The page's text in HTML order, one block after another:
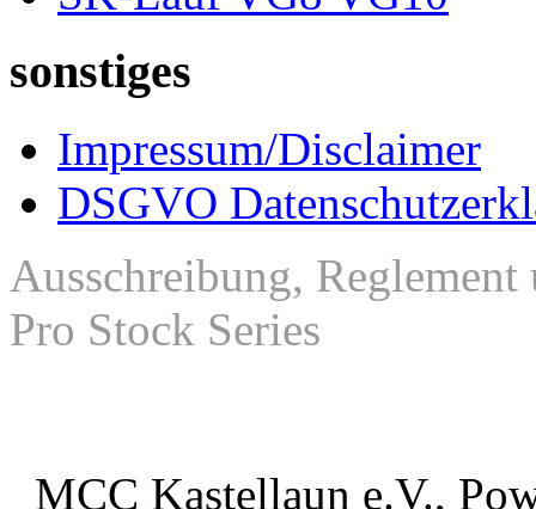
sonstiges
Impressum/Disclaimer
DSGVO
Ausschreibung,
Pro Stock Series
MCC Kastellaun e.V.,